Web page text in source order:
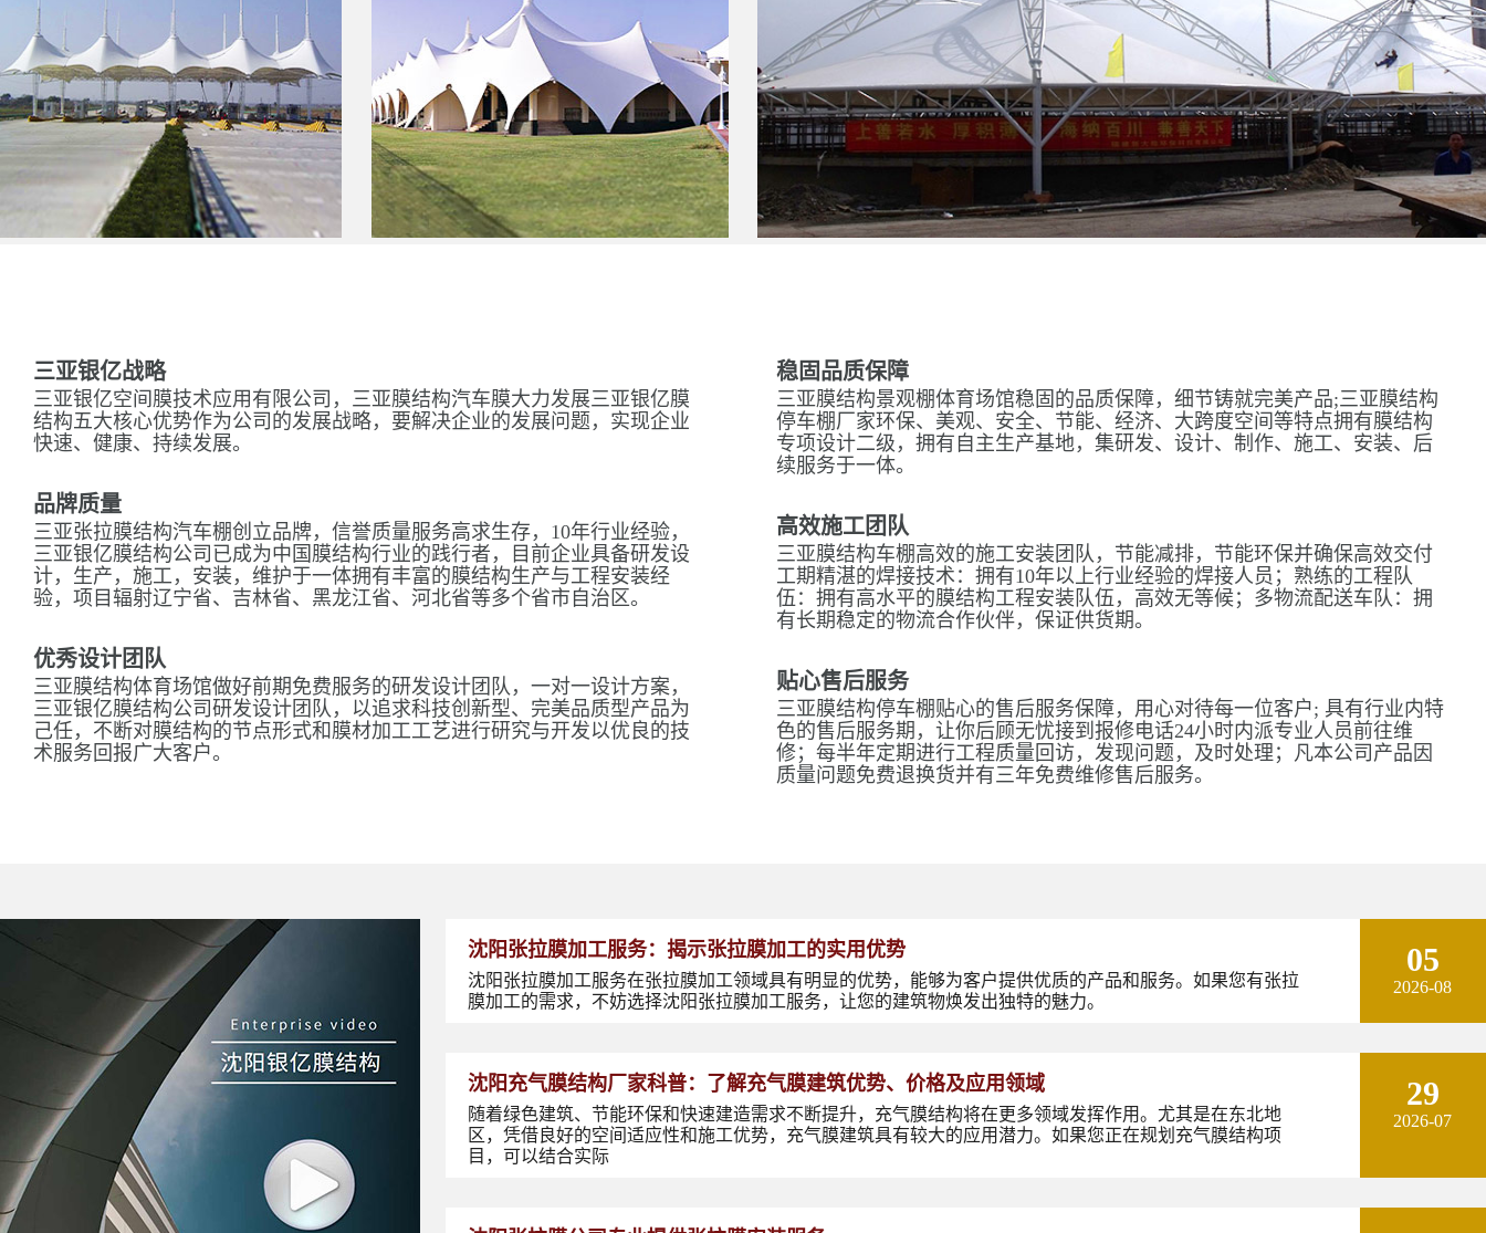
三亚银亿战略
三亚银亿空间膜技术应用有限公司，三亚膜结构汽车膜大力发展三亚银亿膜
结构五大核心优势作为公司的发展战略，要解决企业的发展问题，实现企业
快速、健康、持续发展。
品牌质量
三亚张拉膜结构汽车棚创立品牌，信誉质量服务高求生存，10年行业经验，
三亚银亿膜结构公司已成为中国膜结构行业的践行者，目前企业具备研发设
计，生产，施工，安装，维护于一体拥有丰富的膜结构生产与工程安装经
验，项目辐射辽宁省、吉林省、黑龙江省、河北省等多个省市自治区。
优秀设计团队
三亚膜结构体育场馆做好前期免费服务的研发设计团队，一对一设计方案，
三亚银亿膜结构公司研发设计团队，以追求科技创新型、完美品质型产品为
己任，不断对膜结构的节点形式和膜材加工工艺进行研究与开发以优良的技
术服务回报广大客户。
稳固品质保障
三亚膜结构景观棚体育场馆稳固的品质保障，细节铸就完美产品;三亚膜结构
停车棚厂家环保、美观、安全、节能、经济、大跨度空间等特点拥有膜结构
专项设计二级，拥有自主生产基地，集研发、设计、制作、施工、安装、后
续服务于一体。
高效施工团队
三亚膜结构车棚高效的施工安装团队，节能减排，节能环保并确保高效交付
工期精湛的焊接技术：拥有10年以上行业经验的焊接人员；熟练的工程队
伍：拥有高水平的膜结构工程安装队伍，高效无等候；多物流配送车队：拥
有长期稳定的物流合作伙伴，保证供货期。
贴心售后服务
三亚膜结构停车棚贴心的售后服务保障，用心对待每一位客户; 具有行业内特
色的售后服务期，让你后顾无忧接到报修电话24小时内派专业人员前往维
修；每半年定期进行工程质量回访，发现问题，及时处理；凡本公司产品因
质量问题免费退换货并有三年免费维修售后服务。
沈阳张拉膜加工服务：揭示张拉膜加工的实用优势
沈阳张拉膜加工服务在张拉膜加工领域具有明显的优势，能够为客户提供优质的产品和服务。如果您有张拉
膜加工的需求，不妨选择沈阳张拉膜加工服务，让您的建筑物焕发出独特的魅力。
05
2026-08
沈阳充气膜结构厂家科普：了解充气膜建筑优势、价格及应用领域
随着绿色建筑、节能环保和快速建造需求不断提升，充气膜结构将在更多领域发挥作用。尤其是在东北地
区，凭借良好的空间适应性和施工优势，充气膜建筑具有较大的应用潜力。如果您正在规划充气膜结构项
目，可以结合实际
29
2026-07